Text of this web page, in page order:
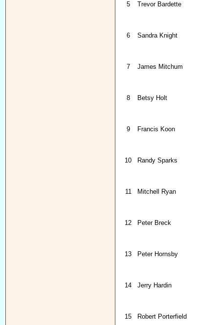
5 Trevor Bardette
6 Sandra Knight
7 James Mitchum
8 Betsy Holt
9 Francis Koon
10 Randy Sparks
11 Mitchell Ryan
12 Peter Breck
13 Peter Hornsby
14 Jerry Hardin
15 Robert Porterfield